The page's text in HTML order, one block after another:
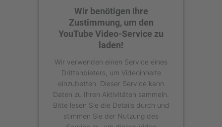
Wir benötigen Ihre
Zustimmung, um den
YouTube Video-Service zu
laden!
Wir verwenden einen Service eines
Drittanbieters, um Videoinhalte
einzubetten. Dieser Service kann
Daten zu Ihren Aktivitäten sammeln.
Bitte lesen Sie die Details durch und
stimmen Sie der Nutzung des